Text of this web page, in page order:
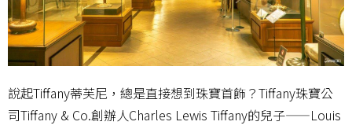
說起Tiffany蒂芙尼，總是直接想到珠寶首飾？Tiffany珠寶公
司Tiffany & Co.創辦人Charles Lewis Tiffany的兒子——Louis